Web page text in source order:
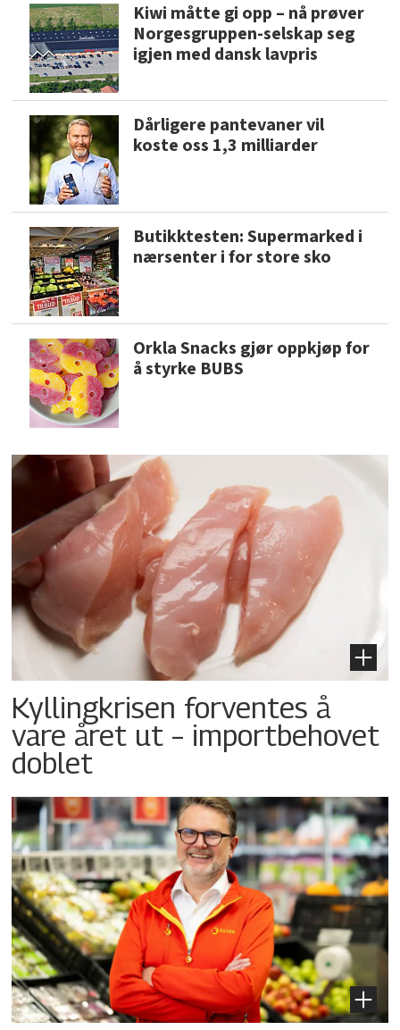
Kiwi måtte gi opp – nå prøver
Norgesgruppen-selskap seg
igjen med dansk lavpris
Dårligere pantevaner vil
koste oss 1,3 milliarder
Butikktesten: Supermarked i
nærsenter i for store sko
Orkla Snacks gjør oppkjøp for
å styrke BUBS
Kyllingkrisen forventes å
vare året ut – importbehovet
doblet